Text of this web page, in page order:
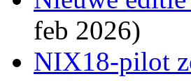
feb 2026)
NIX18‑pilot